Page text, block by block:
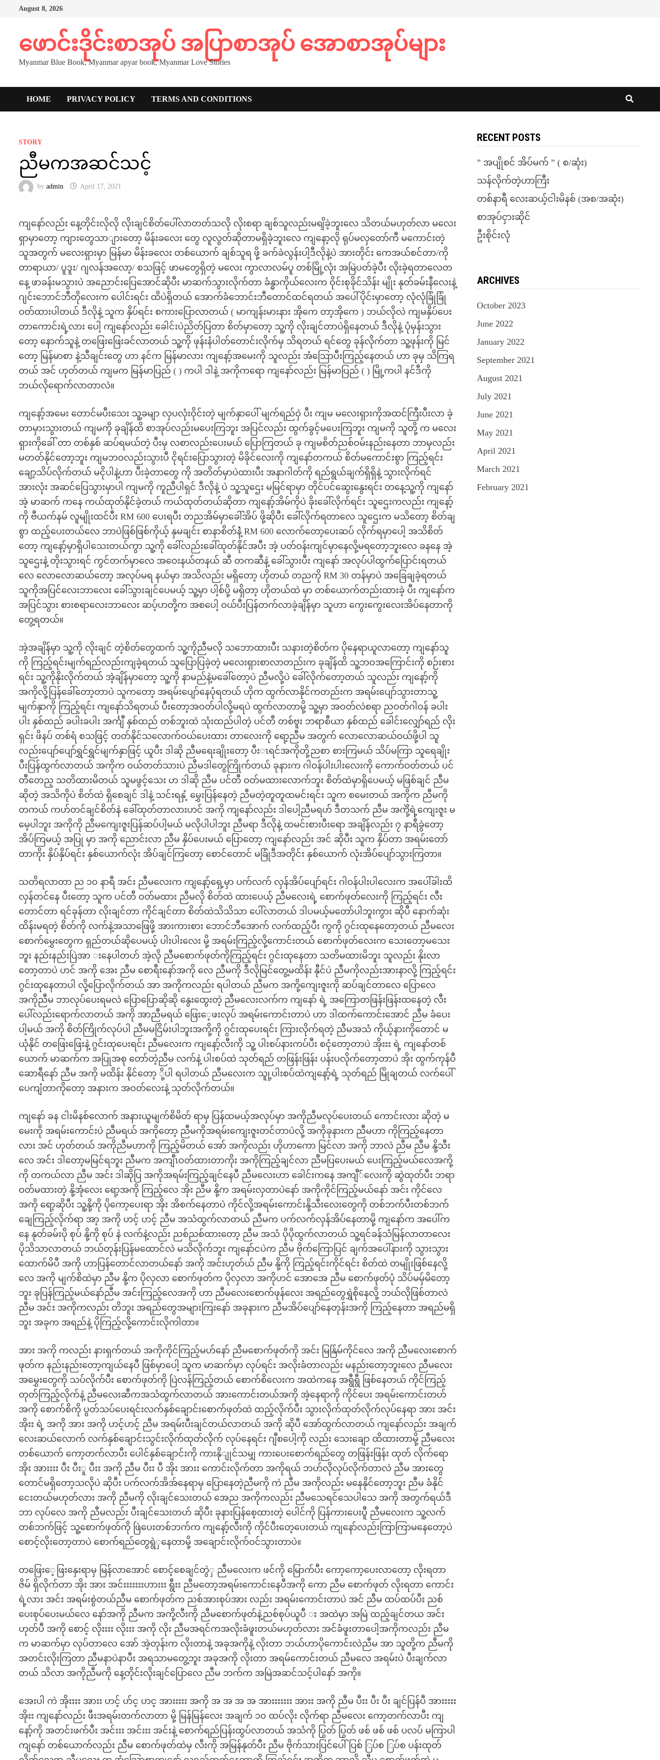
August 8, 2026
ဖောင်းဒိုင်းစာအုပ် အပြာစာအုပ် အောစာအုပ်များ
Myanmar Blue Book, Myanmar apyar book, Myanmar Love Stories
HOME PRIVACY POLICY TERMS AND CONDITIONS
STORY
ညီမကအဆင်သင့်
byadmin April 17, 2021
ကျနော်လည်း နေ့တိုင်းလိုလို လိုးချင်စိတ်ပေါ်လာတတ်သလို လိုးစရာ ချစ်သူလည်းမရျိခဲ့ဘူးလေ သိတယ်မဟုတ်လာ မလေး
ရှာမှာတော့ ကျားတွေသာျားတော့ မိန်းခလေး တွေ လူလွတ်ဆိုတာမရှိခဲ့ဘူးလေ ကျနော့လို ရုပ်မလှတော်ကီ မကောင်းတဲ့
သူအတွက် မလေးရှားမှာ မြန်မာ မိန်းခလေး တစ်ယောက် ချစ်သူရ ဖို့ ခက်ခဲလွန်းပါ့ဒီလိုနဲ့ပဲ အားတိုင်း ကေအယ်စင်တာ/ကို
တာရာယာ/ ပူဒူး/ ဂျလန်အလော့/ စသဖြင့် ဖာမတွေရှိတဲ့ မလေး ကွာလာလမ်ပူ တစ်မြို့လုံး အမြဲပတ်ခဲ့ပီး လိုးခဲ့ရတာလေတ
နေ့ ဖာခန်းမသွားပဲ အညောင်းပြေအောင်ဆိုပီး မာဆက်သွားလိုက်တာ ခံန္ဓာကိုယ်လေးက ဝိုင်းစုခိုင်သိန်း မျိုး နုတ်ခမ်းနီလေးနဲ့
ဂျင်းဘောင်ဘီတိုလေးက ပေါင်းရင်း ထိပဲရှိတယ် အောက်ခံဘောင်းဘီတောင်ထင်ရတယ် အပေါ်ပိုင်းမှာတော့ လုံလုံခြုံခြုံ
ဝတ်ထားပါတယ် ဒီလိုနဲ့ သူက နှိပ်ရင်း စကားပြောလာတယ် ( မာကျန်းမားနား အိုကေ တာ့အိုကေ ) ဘယ်လိုလဲ ကျမနှိပ်ပေး
တာကောင်းရဲ့လား ပေါ့ ကျနော်လည်း ခေါင်းပဲညိတ်ပြတာ စိတ်မှာတော့ သူ့ကို လိုးချင်တာပဲရှိနေတယ် ဒီလိုနဲ့ ပုံမှန်းသွား
တော့ နောက်သူနဲ့ တဖြေးဖြေးခင်လာတယ် သူ့ကို ဖုန်းနံပါတ်တောင်းလိုက်မှ သိရတယ် ရင်တွေ ခုန်လိုက်တာ သူ့ဖုန်းကို မြင်
တော့ မြန်မာစာ နဲ့သီချင်းတွေ ဟာ နင်က မြန်မာလား ကျနော့်အမေးကို သူလည်း အံသြောပီးကြည့်နေတယ် ဟာ ခုမှ သိကြရ
တယ် အင် ဟုတ်တယ် ကျမက မြန်မာပြည် ( ) ကပါ ဒါနဲ့ အကိုကရော ကျနော်လည်း မြန်မာပြည် ( ) မြို့ကပါ နင်ဒီကို
ဘယ်လိုရောက်လာတာလဲ။
ကျနော့်အမေး တောင်မပီးသေး သူ့ခမျာ လှပလုံးဝိုင်းတဲ့ မျက်နှာပေါ် မျက်ရည်ဝှဲ ပီး ကျမ မလေးရှားကိုအထင်ကြီးပီးလာ ခဲ့
တာမှားသွားတယ် ကျမကို ခုချိန်ထိ စာအုပ်လည်းမပေးကြဘူး အပြင်လည်း ထွက်ခွင့်မပေးကြဘူး ကျမကို သူတို့ က မလေး
ရှားကိုခေါ် တာ တစ်နှစ် ဆပ်ရမယ်တဲ့ ပီးမှ လစာလည်းပေးမယ် ပြောကြတယ် ခု ကျမစိတ်ညစ်ဝမ်းနည်းနေတာ ဘာမှလည်း
မတတ်နိုင်တော့ဘူး ကျမဘဝလည်းသွားပီ ငိုရင်းပြောသွားတဲ့ မိခိုင်လေးကို ကျနော်တကယ် စိတ်မကောင်းစွာ ကြည့်ရင်း
ချော့သိပ်လိုက်တယ် မငိုပါနဲ့ဟာ ပီးခဲ့တာတွေ ကို အတိတ်မှာပဲထားပီး အနာဂါတ်ကို ရည်ရွယ်ချက်ရှိရှိနဲ့ သွားလိုက်ရင်
အားလုံး အဆင်ပြေသွားမှာပါ ကျမကို ကူညီပါရှင် ဒီလိုနဲ့ ပဲ သူ့သူဌေး မမြင်ရာမှာ တိုင်ပင်ဆွေးနွေးရင်း တနေ့သူ့ကို ကျနော်
အဲ့ မာဆက် ကနေ ကယ်ထုတ်နိုင်ခဲ့တယ် ကယ်ထုတ်တယ်ဆိုတာ ကျနော့်အိမ်ကိုပဲ ခိုးခေါ်လိုက်ရင်း သူဌေးကလည်း ကျနော့်
ကို ဗီယက်နမ် လူမျိုးထင်ပီး RM 600 ပေးရပီး တညအိမ်မှာခေါ်အိပ် ဖို့ဆိုပီး ခေါ်လိုက်ရတာလေ သူဌေးက မသိတော့ စိတ်ချ
စွာ ထည့်ပေးတယ်လေ ဘာပဲဖြစ်ဖြစ်ကိုယ့် နှမချင်း စာနာစိတ်နဲံ့ RM 600 လောက်တော့ပေးဆပ် လိုက်ရမှာပေါ့ အသိစိတ်
တော့ ကျနော့်မှာရှိပါသေးတယ်ကွာ သူ့ကို ခေါ်လည်းခေါ်ထုတ်နိုင်အပီး အဲ့ ပတ်ဝန်းကျင်မှာနေလို့မရတော့ဘူးလေ ခနနေ အဲ့
သူဌေးနဲ့ တိုးသွားရင် ကွင်တက်မှာလေ အဝေးနယ်တနယ် ဆီ တကဆီနဲ့ ခေါ်သွားပီး ကျနော် အလုပ်ပါထွက်ပြောင်းရတယ်
လေ လောလောဆယ်တော့ အလုပ်မရ နယ်မှာ အသိလည်း မရှိတော့ ဟိုတယ် တညကို RM 30 တန်မှာပဲ အခြေချခဲ့ရတယ်
သူကိုအပြင်လေးဘာလေး ခေါ်သွားချင်ပေမယ့် သူ့မှာ ပါ့စ်ပို့ မရှိတာ့ ဟိုတယ်ထဲ မှာ တစ်ယောက်တည်းထားခဲ့ ပီး ကျနော်က
အပြင်သွား စားစရာလေးဘာလေး ဆပ့်ပာတို့က အစပေါ့ ဝယ်ပီးပြန်တက်လာခဲ့ချိန်မှာ သူဟာ ကွေးကွေးလေးအိပ်နေတာကို
တွေ့ရတယ်။
အဲ့အချိန်မှာ သူ့ကို လိုးချင် တဲ့စိတ်တွေထက် သူ့ကိုညီမလို သဘောထားပီး သနားတဲ့စိတ်က ပိုနေရာယူလာတော့ ကျနော်သူ
ကို ကြည့်ရင်းမျက်ရည်လည်းကျခဲ့ရတယ် သူပြောပြခဲ့တဲ့ မလေးရှားစာလာတည်းက ခုချိန်ထိ သူ့ဘဝအကြောင်းကို စဉ်းစား
ရင်း သူ့ကိုနိုးလိုက်တယ် အဲ့ချိန်မှာတော့ သူ့ကို နာမည်နဲ့မခေါ်တော့ပဲ ညီမလို့ပဲ ခေါ်လိုက်တော့တယ် သူလည်း ကျနော့်ကို
အကိုလို့ပြန်ခေါ်တော့တာပဲ သူကတော့ အရမ်းပျော်နေပုံရတယ် ဟိုက ထွက်လာနိုင်ကတည်းက အရမ်းပျော်သွားတာသူ့
မျက်နှာကို ကြည့်ရင်း ကျနော်သိရတယ် ပီးတော့အဝတ်ပါလို့မရပဲ ထွက်လာတာမို့ သူ့မှာ အဝတ်လဲစရာ ညဝတ်ဂါဝန် ခပါး
ပါး နှစ်ထည် ခပါးခပါး အင်္ကျီ နှစ်ထည် တစ်ဘူးထဲ သုံးထည်ပါတဲ့ ပင်တီ တစ်ဗူး ဘရာစီယာ နှစ်ထည် ခေါင်းလျှော်ရည် လိုး
ရှင်း ဖိနပ် တစ်ရံ စသဖြင့် တတ်နိုင်သလောက်ဝယ်ပေးထား တာလေးကို ရော့ညီမ အတွက် လောလောဆယ်ဝယ်ဖို့ပါ သူ
လည်းပျော်ပျော်ရွှင်ရွှင်မျက်နှာဖြင့် ယူပီး ဒါဆို ညီမရေးချိုးတော့ ပီးၤရင်အကိုတို့ညစာ စားကြမယ် သိပ်မကြာ သူရေချိုး
ပီးပြန်ထွက်လာတယ် အကိုက ဝယ်တတ်သားပဲ ညီမဒါတွေကြိုက်တယ် ခုနားက ဂါဝန်ပါးပါးလေးကို ကောက်ဝတ်တယ် ပင်
တီတေည့ သတိထားမိတယ် သူမဖွင့်သေး ဟ ဒါဆို ညီမ ပင်တီ ဝတ်မထားလောက်ဘူး စိတ်ထဲမှာရှိပေမယ့် မဖြစ်ချင် ညီမ
ဆိုတဲ့ အသိကိုပဲ စိတ်ထဲ ရှိစေချင် ဒါနဲ့ သင်းရနှံ့ မွှေးပြန်နေတဲ့ ညီမတဲ့တူတူထမင်းရင်း သူက စမေးတယ် အကိုက ညီမကို
တကယ် ကဟ်တင်ချင်စိတ်နဲ ခေါ်ထုတ်တာလားဟင် အကို ကျနော်လည်း ဒါပေါ့ညီမရဟ် ဒီတသက် ညီမ အကိုဲ့ရဲ့ကျေးဇူး မ
မေ့ပါဘူး အကိုကို ညီမကျေးဇူးပြန်ဆပ်ပါ့မယ် မလိုပါပါဘူး ညီမရာ ဒီလိုနဲ့ ထမင်းစားပီးရော အချိန်လည်း ၇ နာရီခွဲတော့
အိပ်ကြမယ့် အပြု မှာ အကို ညောင်းလာ ညီမ နှိပ်ပေးမယ် ပြောတော့ ကျနော်လည်း အင် ဆိုပီး သူက နှိပ်တာ အရမ်းတော်
တာကိုး နှိပ်နှိပ်ရင်း နှစ်ယောက်လုံး အိပ်ချင်ကြတော့ စောင်တောင် မခြုံဒီအတိုင်း နှစ်ယောက် လုံးအိပ်ပျော်သွားကြတာ။
သတိရလာတာ ည ၁၀ နာရီ အင်း ညီမလေးက ကျနော့်ရှေ့မှာ ပက်လက် လှန်အိပ်ပျော်ရင်း ဂါဝန်ပါးပါလေးက အပေါ်ခါးထိ
လှန်တင်နေ ပီးတော့ သူက ပင်တီ ဝတ်မထား ညီမလို စိတ်ထဲ ထားပေယ့် ညီမလေးရဲ့ စောက်ဖုတ်လေးကို ကြည့်ရင်း လီး
တောင်တာ ရင်ခုန်တာ လိုးချင်တာ ကိုင်ချင်တာ စိတ်ထဲသိသိသာ ပေါ်လာတယ် ဒါပမယ့်မတော်ပါဘူးကွား ဆိုပီ နောက်ဆုံး
ထိန်းမရတဲ့ စိတ်ကို လက်နဲ့အသာဖြေဖို့ အားကားစား ဘောင်ဘီအောက် လက်ထည့်ပီး ကွကို ဂွင်းထုနေတော့တယ် ညီမလေး
စောက်မွှေးတွေက ရှည်တယ်ဆိုပေမယ့် ပါးပါးလေး မို့ အရမ်းကြည့်လို့ကောင်းတယ် စောက်ဖုတ်လေးက သေးတော့မသေး
ဘူး နည်းနည်းပြဲအာ းနေပါတဟ် အဲ့လို ညီမစောက်ဖုတ်ကိုကြည့်ရင်း ဂွင်းထုနေတာ သတိမထားမိဘူး သူလည်း နိုးလာ
တော့တာပဲ ဟင် အကို အေး ညီမ စောရီးနော်အကို လေ ညီမကို ဒီလိုမြင်တွေ့မထိန်း နီုင်ပဲ ညီမကိုလည်းအားနာလို့ ကြည့်ရင်း
ဂွင်းထုနေတာပါ လို့ပြောလိုက်တယ် အာ အကိုကလည်း ရပါတယ် ညီမက အကို့ကျေးဇူးကို ဆပ်ချင်တာလေ ပြောလေ
အကိုညီမ ဘာလုပ်ပေးရမလဲ ပြောပြောဆိုဆို နွေးထွေးတဲ့ ညီမလေးလက်က ကျနော် ရဲ့ အကြောတဖြန်းဖြန်းထနေတဲ့ လီး
ပေါ်လည်းရောက်လာတယ် အကို အာညီမရယ် ဖြေးေ့ဖးလုပ် အရမ်းကောင်းတာပဲ ဟာ ဒါထက်ကောင်းအောင် ညီမ ခံပေး
ပါ့မယ် အကို စိတ်ကြိုက်လုပ်ပါ ညီမမငြိမ်းပါဘူးအကို့ကို ဂွင်းထုပေးရင်း ကြားလိုက်ရတဲ့ ညီမအသံ ကိုယ့်နားကိုတောင် မ
ယုံနိုင် တဖြေးဖြေးနဲ့ ဂွင်းထုပေးရင်း ညီမလေးက ကျနော့်လီးကို သူ့ ပါးစပ်နားကပ်ပီး စငုံတော့တာပဲ အိုးးး ရဲ့ ကျနော်တစ်
ယောက် မာဆက်က အပြုအစု တော်တဲ့ညီမ လက်နဲ့ ပါးစပ်ထဲ သုတ်ရည် တဖြန်းဖြန်း ပန်းပလိုက်တော့တာပဲ အိုး ထွက်ကုန်ပီ
ဆောရီနော် ညီမ အကို မထိန်း နိုင်တော့ ို့ပါ ရပါတယ် ညီမလေးက သူု့ပါးစပ်ထဲကျနော့်ရဲ့ သုတ်ရည် မြိုချတယ် လက်ပေါ်
ပေကျံတာကိုတော့ အနားက အဝတ်လေးနဲ့ သုတ်လိုက်တယ်။
ကျနော် ခန ငါးမိနစ်လောက် အနားယူမျက်စိမိတ် ရာမှ ပြန်ထမယ့်အလုပ်မှာ အကိုညီမလုပ်ပေးတယ် ကောင်းလား ဆိုတဲ့ မ
မေးကို အရမ်းကောင်းပဲ ညီမရယ် အကိုတော့ ညီမကိုအရမ်းကျေးဇူးတင်တာပဲလို့ အကိုခုနားက ညီမဟာ ကိုကြည့်နေတာ
လား အင် ဟုတ်တယ် အကိုညီမဟာကို ကြည့်မိတယ် အော် အကိုလည်း ဟိုဟာကော မြင်လာ အကို ဘာလဲ ညီမ ညီမ နို့သီး
လေ အင်း ဒါတော့မမြင်ရဘူး ညီမက အကျီၤဝတ်ထားတာကိုး အကိုကြည့်ချင်လာ ညီမပြပေးမယ် ပေးကြည့်မယ်လေအကို့
ကို တကယ်လာ ညီမ အင်း ဒါဆိုပြ အကိုအရမ်းကြည့်ချင်နေပီ ညီမလေးဟာ ခေါင်းကနေ အကျီ်လေးကို ဆွဲထုတ်ပီး ဘရာ
ဝတ်မထားတဲ့ နို့အုံလေး ရော့အကို ကြည့်လေ အိုး ညီမ နို့က အရမ်းလှတာပဲနော် အကိုကိုင်ကြည့်မယ်နော် အင်း ကိုင်လေ
အကို ရော့ဆိုပီး သူ့နို့ကို ပိုကော့ပေးရာ အိုး အိစက်နေတာပဲ ကိုင်လို့အရမ်းကောင်းနို့သီးလေးတွေကို တစ်ဘက်ပီးတစ်ဘက်
ချေကြည့်လိုက်ရာ အာ့ အကို ဟင့် ဟင့် ညီမ အသံထွက်လာတယ် ညီမက ပက်လက်လှန်အိပ်နေတာမို့ ကျနော်က အပေါ်က
နေ နုတ်ခမ်းပို စုပ် နို့ကို စုပ် နဲ လက်နဲ့လည်း ညစ်ညစ်ထားတော့ ညီမ အသံ ပိုပိုထွက်လာတယ် သူ့ရင်ခန်သံမြန်လာတာလေး
ပိုသိသာလာတယ် ဘယ်တုန်းပြန်မထောင်လဲ မသိလိုက်ဘူး ကျနော်ငပဲက ညီမ ဗိုက်ကြောပြင် ချက်အပေါ်နားကို သွားသွား
ထောက်မိပီ အကို ဟာပြန်တောင်လာတယ်နော် အကို အင်းဟုတ်ယ် ညီမ နို့ကို ကြည့်ရင်းကိုင်ရင်း စိတ်ထဲ တမျိုးဖြစ်နေလို့
လေ အကို မျက်စိထဲမှာ ညီမ နို့က ပိုလှလာ စောက်ဖုတ်က ပိုလှလာ အကိုဟင် အောအေ ညီမ စောက်ဖုတ်ပုံ သိပ်မမှ်မိတော့
ဘူး ခုပြန်ကြည့်မယ်နော်ညီမ အင်းကြည့်လေအကို ဟာ ညီမလေးစောက်ဖုန်လေး အရည်တွေရွှဲစိုနေလို့ ဘယ်လိုဖြစ်တာလဲ
ညီမ အင်း အကိုကလည်း တိဘူး အရည်တွေအများကြးနော် အခုနားက ညီမအိပ်ပျော်နေတုန်းအကို ကြည့်နေတာ အရည်မရှိ
ဘူး အခုက အရည်နဲ့ ပိုကြည့်လို့ကောင်းလိုကါတာ။
အား အကို ကလည်း နားရှက်တယ် အကိုကိုင်ကြည့်မဟ်နော် ညီမစောက်ဖုတ်ကို အင်း မြန်ြမ်ကိုင်လေ အကို ညီမလေးစောက်
ဖုတ်က နည်းနည်းတော့ကျယ်နေပီ ဖြစ်မှာပေါ့ သူက မာဆက်မှာ လုပ်ရင်း အလိုးခံတာလည်း မနည်းတော့ဘူးလေ ညီမလေး
အမွှေးတွေကို သပ်လိုက်ပီး စောက်ဖုတ်ကို ပြဲလန်ကြည့်တယ် စောက်စိလေးက အထဲကနေ အရွီရွီ ဖြစ်နေတယ် ကိုင်ကြည့်
တုတ်ကြည့်လိုက်နဲ့ ညီမလေးဆီကအသံထွက်လာတယ် အားကောင်းတယ်အကို အဲ့နေရာကို ကိုင်ပေး အရမ်းကောင်းတဟ်
အကို စောက်စိကို ပွတ်သပ်ပေးရင်းလက်နှစ်ချောင်းစောက်ဖုတ်ထဲ ထည့်လိုက်ပီး သွားလိုက်ထုတ်လိုက်လုပ်နေရာ အား အင်း
အိုးး ရဲ့ အကို အား အကို ဟင့်ဟင့် ညီမ အရမ်းပီးချင်တယ်လာတယ် အကို ဆိုပီ အော်ထွက်လာတယ် ကျနော်လည်း အချက်
လေးဆယ်လောက် လက်နှစ်ချောင်းသွင်းလိုက်ထုတ်လိုက် လုပ်နေရင်း ဂျီစပေါ့ကို လည်း သေးချော ထိထားတာမို့ ညီမလေး
တစ်ယောက် ကော့တက်လာပီး ပေါင်နှစ်ချောင်းကို ကားနိုျုင်သမျှ ကားပေးစောက်ရည်တွေ တဖြန်းဖြန်း ထုတ် လိုက်ရော
အိုး အားးးး ပီး ပီးူ ပီးး အကို ညီမ ပီးး ပီ အိုး အားး ကောင်းလိုက်တာ အကိုရယ် ဘဟ်လိုလုပ်လိုက်တာလဲ ညီမ အားတွေ
တောင်မရှိတော့သလိုပဲ ဆိုပီး ပက်လက်အိအ်နေရာမှ ပြောနေတဲ့ညီမကို ကဲ ညီမ အကိုလည်း မနေနိုင်တော့ဘူး ညီမ ခံနိုင်
ငေးတယ်မဟုတ်လား အကို ညီမကို လိုးချင်သေးတယ် အေည အကိုကလည်း ညီမသေရင်သေပါသေ အကို အတွက်ရယ်ဒီ
ဘာ လုပ်လေ အကို ညီမလည်း ပီးချင်သေးတဟ် ဆိုပီး ခုနားပြန်စေ့ထားတဲ့ ပေါင်ကို ပြန်ကားပေးပီူ ညီမလေးက သူ့လက်
တစ်ဘက်ဖြင့် သူ့စောက်ဖုတ်ကို ဖြဲပေးတစ်ဘက်က ကျနော့်လီးကို ကိုင်ပီးတေ့ပေးတယ် ကျနော်လည်းကြာကြာမနေတော့ပဲ
စောင့်လိုးတော့တာပဲ စောက်ရည်တွေရွဲှနေတာမို့ အချောင်းလိုက်ဝင်သွားတာပဲ။
တဖြေးေ့ဖြးနှေးရာမှ မြန်လာအောင် စောင့်စေချင်တွဲှ ညီမလေးက ဖင်ကို မြောက်ပီး ကော့ကော့ပေးလာတော့ လိုးရတာ
ဇိမ် ရှိလိုက်တာ အိုး အား အင်းးးးးးးဟားးး ရွီးး ညီမတော့အရမ်းကောင်းနေပီအကို ကော ညီမ စောက်ဖုတ် လိုးရတာ ကောင်း
ရဲ့လား အင်း အရမ်းစွဲတယ်ညီမ စောက်ဖုတ်က ညစ်အားစုပ်အား လည်း အရမ်းကောင်းတာပဲ အင် ညီမ ထပ်ထပ်ပီး ညစ်
ပေးစုပ်ပေးမယ်လေ နော်အကို ညီမက အကို့လီးကို ညီမစောက်ဖုတ်နဲ့ညစ်စုပ်ယူပီ း အထဲမှာ အမြဲ ထည့်ချင်တယ အင်း
ဟုတ်ပီ အကို စောင့် လိုးးးး လိုးးး အကို လိုး ညီမအရင်ကအလိုးခံဖူးတယ်မဟုတ်လား အင်ခံဖူးတာပေါ့အကိုကလည်း ညီမ
က မာဆက်မှာ လုပ်တာလေ အော် အဲ့တုန်းက လိုးတာနဲ့ အခုအကိုနဲ့ လိုးတာ ဘယ်ဟာပိုကောင်းလဲညီမ အာ သူတို့က ညီမကို
အတင်းလိုးကြတာ ညီမနာပဲနာပီး အရသာမတွေ့ဘူး အခုအကို လိုးတာ အရမ်ကောင်းတယ် ညီမလေ အရမ်းပဲ ပီးချက်လာ
တယ် သိလာ အကိုညီမကို နေ့တိုင်းလိုးချင်ပြောလေ ညီမ ဘက်က အမြဲအဆင်သင့်ပါနော် အကို။
အေးပါ ကဲ အိုးးးး အားး ဟင့် ဟ်င့ ဟင့ အားးးးး အကို အ အ အ အ အားးးးးးး အားး အကို ညီမ ပီးး ပီး ပီး ချင်ပြန်ပီ အားးးးး
အိုးး ကျနော်လည်း ဖီးအရမ်းတက်လာတာ မို့ မြန်မြန်လေး အချက် ၁၀ ထပ်လိုး လိုက်ရာ ညီမလေး ကော့တက်လာပီး ကျ
နော့်ကို အတင်းဖက်ပီး အင်းးး အင်းးး အင်းနဲ့ စောက်ရည်ပြန်းထွပ်လာတယ် အသံကို ပြွတ် ပြွတ် ဖစ် ဖစ် ဖစ် ပလပ် မကြာပါ
ကျနော် တစ်ယောက်လည်း ညီမ စောက်ဖုတ်ထဲမှ လီးကို အမြန်နုတ်ပီး ညီမ ဗိုက်သားပြင်ပေါ် ပြစ် ြပ်စ ြပ်စ ပန်းထုတ်
RECENT POSTS
” အပျိုစင် အိပ်မက် ” ( စ/ဆုံး)
သန်လိုက်တဲ့ဟာကြီး
တစ်နာရီ လေးဆယ့်ငါးမိနစ် (အစ/အဆုံး)
စာအုပ်ငှားဆိုင်
ဦးစိုင်းလုံ
ARCHIVES
October 2023
June 2022
January 2022
September 2021
August 2021
July 2021
June 2021
May 2021
April 2021
March 2021
February 2021